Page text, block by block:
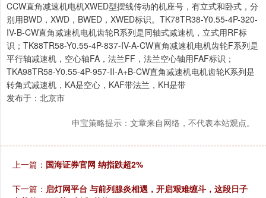
CCW直角减速机电机XWED型摆线传动的机座号，有立式和卧式，分
别用BWD，XWD，BWED，XWED标识。TK78TR38-Y0.55-4P-320-
IV-B-CW直角减速机电机齿轮R系列是同轴式减速机，立式用RF标
识；TK88TR58-Y0.55-4P-837-IV-A-CW直角减速机电机齿轮F系列是
平行轴减速机，空心轴FA，法兰FF，法兰空心轴用FAF标识；
TKA98TR58-Y0.55-4P-957-II-A+B-CW直角减速机电机齿轮K系列是
转角式减速机，KA是空心，KAF带法兰，KH是带
发布于：北京市
申宝策略提示：文章来自网络，不代表本站观点。
上一篇： 国海证券官网 纳指跌超2%
下一篇： 启灯网平台 与前列腺炎相遇，开启艰难缠斗，这段日子